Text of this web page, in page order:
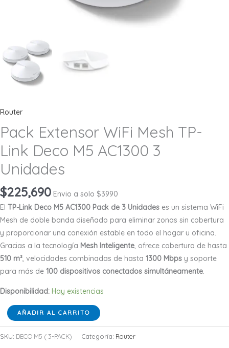
Router
Pack Extensor WiFi Mesh TP-
Link Deco M5 AC1300 3
Unidades
$225,690 Envio a solo $3990
El TP-Link Deco M5 AC1300 Pack de 3 Unidades es un sistema WiFi
Mesh de doble banda diseñado para eliminar zonas sin cobertura
y proporcionar una conexión estable en todo el hogar u oficina.
Gracias a la tecnología Mesh Inteligente, ofrece cobertura de hasta
510 m², velocidades combinadas de hasta 1300 Mbps y soporte
para más de 100 dispositivos conectados simultáneamente.
Disponibilidad: Hay existencias
Pack
Extensor
WiFi
AÑADIR AL CARRITO
SKU: DECO M5 ( 3-PACK) Categoría: Router